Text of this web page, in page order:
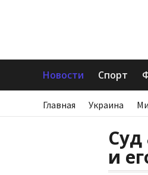
Новости Спорт
Главная Украина
Суд
и